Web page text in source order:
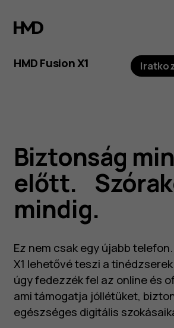
HMD
Fusion
X1
HMD Fusion X1
A tökéletes első
Better Phone projekt része.
További részletek
Biztonság
előtt.
mindig.
Ez nem csak egy újabb telefon.
X1 lehetővé teszi a
úgy fedezzék fel az online és
ami támogatja jóllétüket,
egészséges digitális